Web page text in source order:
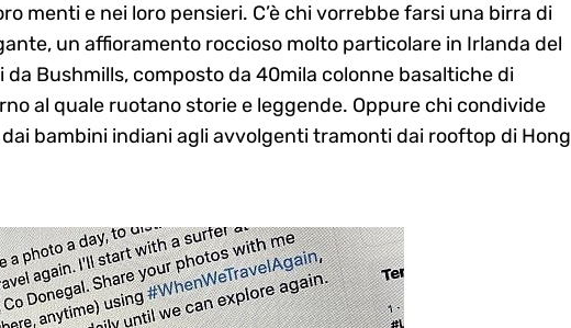
menti e nei loro pensieri. C’è chi vorrebbe farsi una birra di
un affioramento roccioso molto particolare in Irlanda del
da Bushmills, composto da 40mila colonne basaltiche di
al quale ruotano storie e leggende. Oppure chi condivide
bambini indiani agli avvolgenti tramonti dai rooftop di Hong